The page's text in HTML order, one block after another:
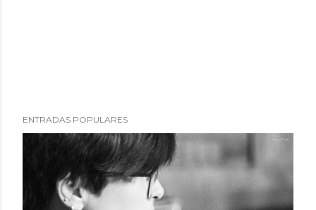
ENTRADAS POPULARES